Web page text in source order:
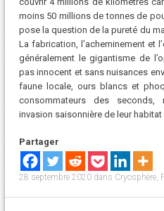
moins 50 millions de tonnes de
pose la question de la pureté du
La fabrication, l’acheminement et
généralement le gigantisme de
pas innocent et sans nuisances
faune locale, ours blancs et
consommateurs des seconds,
invasion saisonnière de leur habitat
Partager
28 septembre 2020dans Cryosphère,